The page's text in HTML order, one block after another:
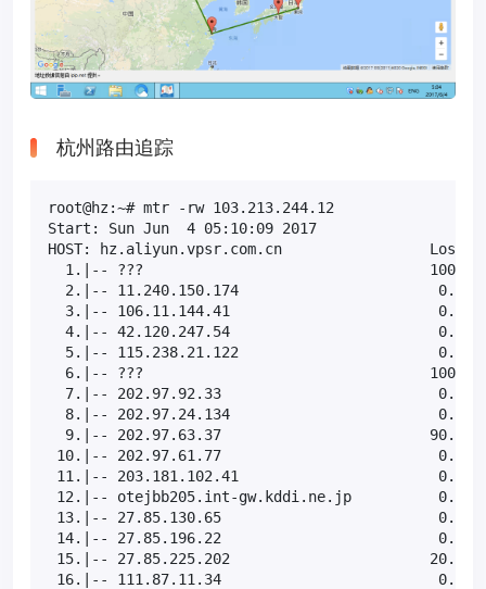
杭州路由追踪
root@hz:~# mtr -rw 103.213.244.12
Start: Sun Jun  4 05:10:09 2017
HOST: hz.aliyun.vpsr.com.cn                 Loss%
1.|-- ???                                 100.0
2.|-- 11.240.150.174                       0.0%
3.|-- 106.11.144.41                        0.0%
4.|-- 42.120.247.54                        0.0%
5.|-- 115.238.21.122                       0.0%
6.|-- ???                                 100.0
7.|-- 202.97.92.33                         0.0%
8.|-- 202.97.24.134                        0.0%
9.|-- 202.97.63.37                        90.0%
10.|-- 202.97.61.77                         0.0%
11.|-- 203.181.102.41                       0.0%
12.|-- otejbb205.int-gw.kddi.ne.jp
13.|-- 27.85.130.65                         0.0%
14.|-- 27.85.196.22                         0.0%
15.|-- 27.85.225.202                       20.0%
16.|-- 111.87.11.34                         0.0%